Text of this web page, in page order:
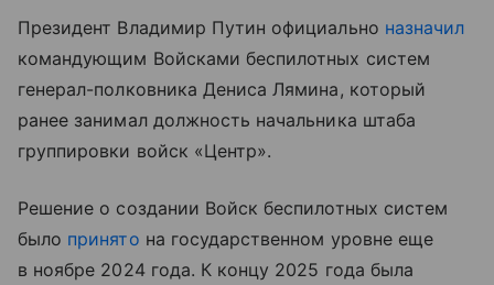
Президент Владимир Путин официально назначил
командующим Войсками беспилотных систем
генерал-полковника Дениса Лямина, который
ранее занимал должность начальника штаба
группировки войск «Центр».
Решение о создании Войск беспилотных систем
было принято на государственном уровне еще
в ноябре 2024 года. К концу 2025 года была